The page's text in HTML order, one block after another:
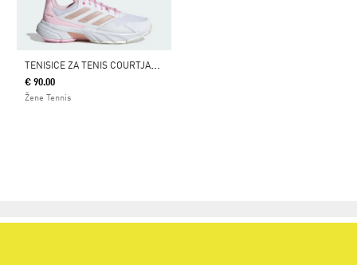
T
ENISICE ZA TENIS COURTJAM CONTROL 3
€ 90.00
Žene Tennis